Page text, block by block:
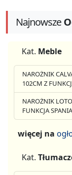
Najnowsze
Kat. Meble
NAROŻNIK
102CM Z
NAROŻNIK
FUNKCJA
więcej na
Kat.